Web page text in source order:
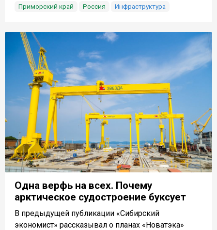
Приморский край
Россия Инфраструктура
Одна верфь на всех. Почему
арктическое судостроение буксует
В предыдущей публикации «Сибирский
экономист» рассказывал о планах «Новатэка»